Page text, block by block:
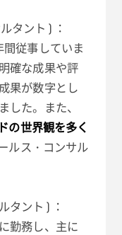
タン ト ) ：
従事していま
確な成果や評
果が数字とし
した。また、
の世界観を多く
ルス・コンサル
タント ) ：
勤務し、主に